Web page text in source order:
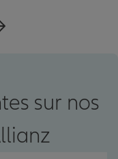
sur nos